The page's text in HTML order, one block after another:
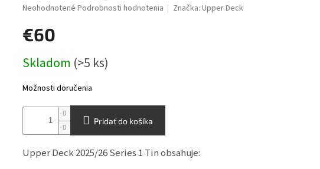
Priemerné
produktu
je
z
hviezdičiek.
Neohodnotené Podrobnosti hodnotenia Značka:Upper Deck
€60
cena:
Skladom (>5 ks)
Možnosti doručenia
Pridať do košíka
Upper Deck 2025/26 Series 1 Tin obsahuje: